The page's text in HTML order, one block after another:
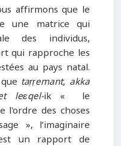
affirmons que le
une matrice qui
des individus,
qui rapproche les
au pays natal.
taṛṛemant, akka
leɛqel-ik « le
l'ordre des choses
», l’imaginaire
un rapport de